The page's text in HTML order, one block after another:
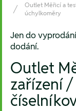
Outlet Měřicí a
úchylkoměry
Jen do
dodání.
Outlet
zařízení